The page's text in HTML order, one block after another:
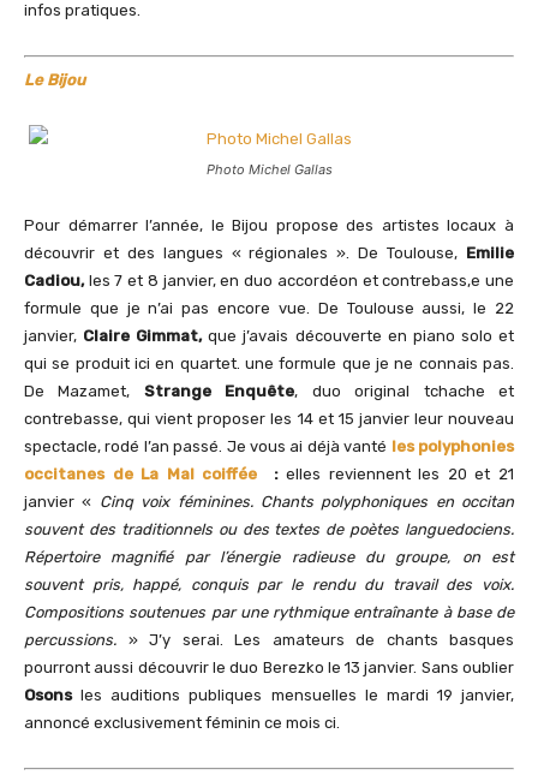
infos pratiques.
Le Bijou
Photo Michel Gallas
Pour démarrer l’année, le Bijou propose des artistes locaux à
découvrir et des langues « régionales ». De Toulouse, Emilie
Cadiou,les 7 et 8 janvier, en duo accordéon et contrebass,e une
formule que je n’ai pas encore vue. De Toulouse aussi, le 22
janvier, Claire Gimmat,que j’avais découverte en piano solo et
qui se produit ici en quartet. une formule que je ne connais pas.
De Mazamet, Strange Enquête, duo original tchache et
contrebasse, qui vient proposer les 14 et 15 janvier leur nouveau
spectacle, rodé l’an passé. Je vous ai déjà vanté les polyphonies
occitanes de La Mal coiffée
:elles reviennent les 20 et 21
janvier « Cinq voix féminines. Chants polyphoniques en occitan
souvent des traditionnels ou des textes de poètes languedociens.
Répertoire magnifié par l’énergie radieuse du groupe, on est
souvent pris, happé, conquis par le rendu du travail des voix.
Compositions soutenues par une rythmique entraînante à base de
percussions. » J’y serai. Les amateurs de chants basques
pourront aussi découvrir le duo Berezko le 13 janvier. Sans oublier
Osonsles auditions publiques mensuelles le mardi 19 janvier,
annoncé exclusivement féminin ce mois ci.